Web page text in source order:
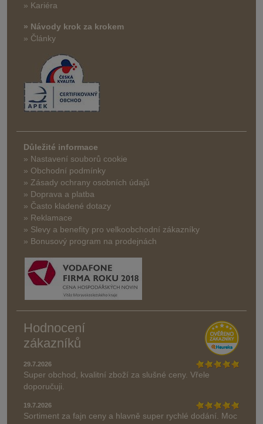
» Kariéra
» Návody krok za krokem
» Články
Důležité informace
» Nastavení souborů cookie
» Obchodní podmínky
» Zásady ochrany osobních údajů
» Doprava a platba
» Často kladené dotazy
» Reklamace
» Slevy a benefity pro velkoobchodní zákazníky
» Bonusový program na prodejnách
Hodnocení
zákazníků
29.7.2026
Super obchod, kvalitní zboží za slušné ceny. Vřele
doporučuji.
19.7.2026
Sortiment za fajn ceny a hlavně super rychlé dodání. Moc